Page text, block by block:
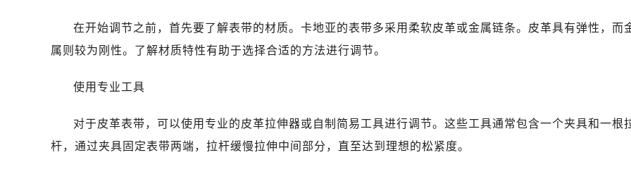
在开始调节之前，首先要了解表带的材质。卡地亚的表带多采用柔软皮革或金属链条。皮革具有弹性，而
属则较为刚性。了解材质特性有助于选择合适的方法进行调节。
使用专业工具
对于皮革表带，可以使用专业的皮革拉伸器或自制简易工具进行调节。这些工具通常包含一个夹具和一根
杆，通过夹具固定表带两端，拉杆缓慢拉伸中间部分，直至达到理想的松紧度。